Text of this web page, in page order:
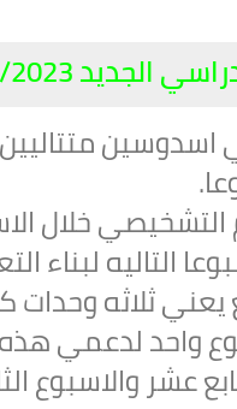
2022/2023
خلال
لبناء
ثلاثه
واحد لدعمي
عشر والاسبوع